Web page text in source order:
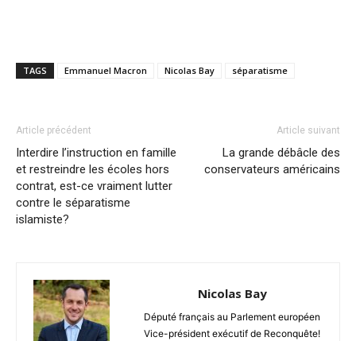
TAGS Emmanuel Macron Nicolas Bay séparatisme
Article précédent
Interdire l’instruction en famille
et restreindre les écoles hors
contrat, est-ce vraiment lutter
contre le séparatisme
islamiste?
Article suivant
La grande débâcle des
conservateurs américains
Nicolas Bay
Député français au Parlement européen
Vice-président exécutif de Reconquête!